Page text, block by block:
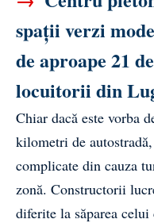
spații verzi
de aproape 21
locuitorii din
Chiar dacă este vorba
kilometri de
complicate din cauza
zonă. Constructorii
diferite la săparea